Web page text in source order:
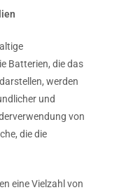
Batterien, die das
werden
und
von
die die
eine Vielzahl von